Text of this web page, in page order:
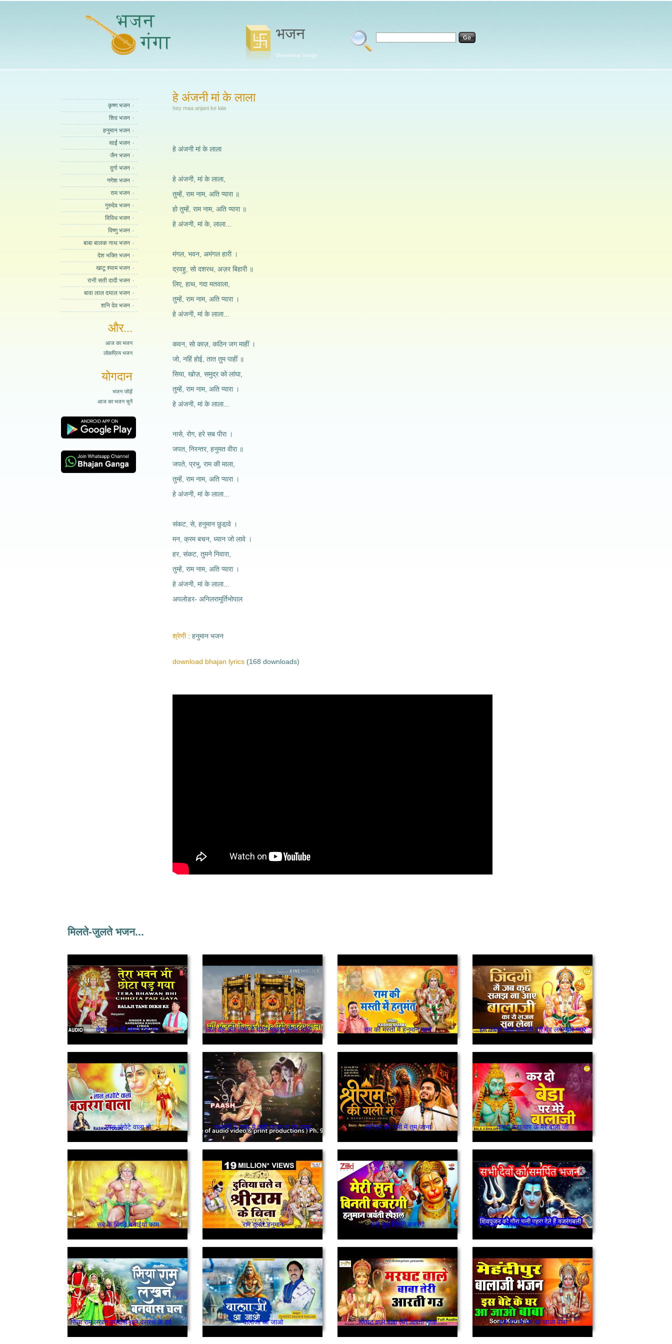
भजन
Devotional Songs
कृष्ण भजन
शिव भजन
हनुमान भजन
साईं भजन
जैन भजन
दुर्गा भजन
गणेश भजन
राम भजन
गुरुदेव भजन
विविध भजन
विष्णु भजन
बाबा बालक नाथ भजन
देश भक्ति भजन
खाटू श्याम भजन
रानी सती दादी भजन
बावा लाल दयाल भजन
शनि देव भजन
और...
आज का भजन
लोकप्रिय भजन
योगदान
भजन जोड़ें
आज का भजन चुनें
हे अंजनी मां के लाला
hey maa anjani ke lala
हे अंजनी मां के लाला
हे अंजनी, मां के लाला,
तुम्हें, राम नाम, अति प्यारा ॥
हो तुम्हें, राम नाम, अति प्यारा ॥
हे अंजनी, मां के, लाला...
मंगल, भवन, अमंगल हारी ।
द्रवहु, सो दशरथ, अज़र बिहारी ॥
लिए, हाथ, गदा मतवाला,
तुम्हें, राम नाम, अति प्यारा ।
हे अंजनी, मां के लाला...
कवन, सो काज़, कठिन जग माहीं ।
जो, नहिं होई, तात तुम पाहीं ॥
सिया, खोज़, समुद्र को लांघा,
तुम्हें, राम नाम, अति प्यारा ।
हे अंजनी, मां के लाला...
नासे, रोग, हरे सब पीरा ।
जपत, निरन्तर, हनुमत वीरा ॥
जपते, प्रभु, राम की माला,
तुम्हें, राम नाम, अति प्यारा ।
हे अंजनी, मां के लाला...
संकट, से, हनुमान छुडा़वे ।
मन, क्रम बचन, ध्यान जो लावे ।
हर, संकट, तुमने निवारा,
तुम्हें, राम नाम, अति प्यारा ।
हे अंजनी, मां के लाला...
अपलोडर- अनिलरामूर्तिभोपाल
श्रेणी हनुमान भजन
download bhajan lyrics (168 downloads)
मिलते-जुलते भजन...
तेरा भवन भी छोटा पड़ गया लाल देह ओर लाल है चोला मुखड़ा भोला भाला ऐसे बजरंग बाला राम की मस्ती में हनुमान रहते हम कबसे खड़े बालाजी द्वारे देव लगे प्यारे प्यारे
लाल लंगोटे वाला हो बजरंगी के प्यार मै कही पागल ना हो जाऊ श्रीराम की गली में तुम जाना करदो बेडा पार के मेरे बाला जी
सब के बिगड़े बनाईयो काम राम दुलारे हनुमान मेरी सुन विनती बजरंगी शिवपूजन को गोरा चली
सिया राम लखन वनवास चले दसरथ के दर्द को क्या जाने बालाजी आ जाओ मरघट वाले बाबा तेरी आरती गाऊ इस बेटे के घर आ जाओ बाबा